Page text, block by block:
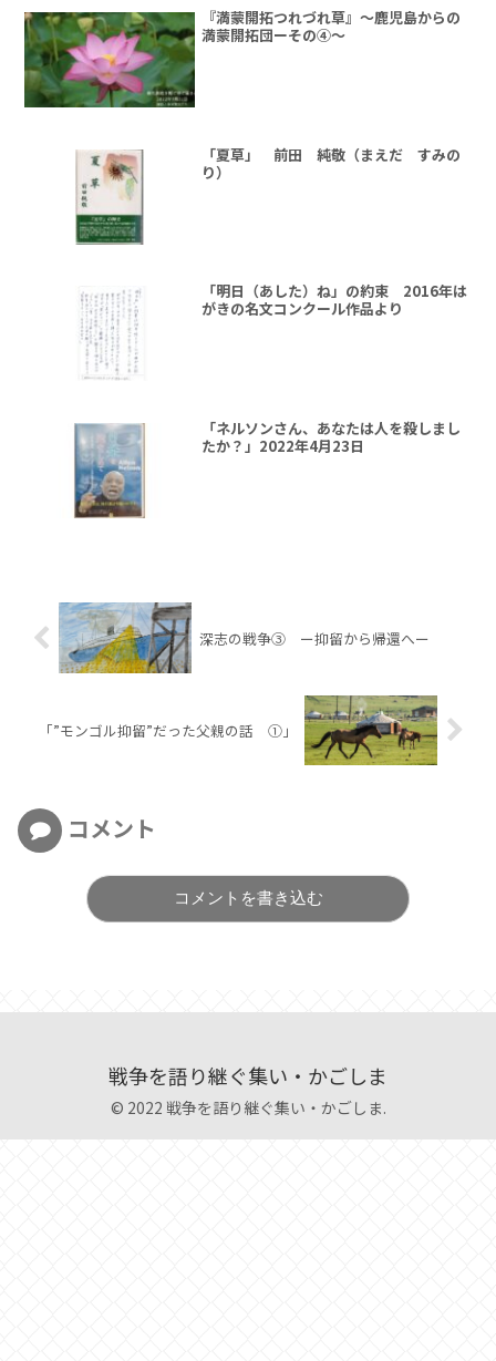
『満蒙開拓つれづれ草』～鹿児島からの
満蒙開拓団ーその④～
「夏草」 前田 純敬（まえだ すみの
り）
「明日（あした）ね」の約束 2016年は
がきの名文コンクール作品より
「ネルソンさん、あなたは人を殺しまし
たか？」2022年4月23日
深志の戦争③ ー抑留から帰還へー
「”モンゴル抑留”だった父親の話 ①」
コメント
コメントを書き込む
戦争を語り継ぐ集い・かごしま
© 2022 戦争を語り継ぐ集い・かごしま.